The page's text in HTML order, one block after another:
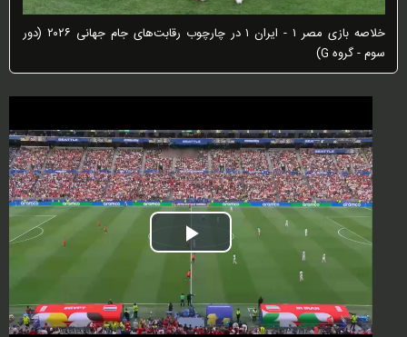
خلاصه بازی مصر ۱ - ایران ۱ در چارچوب رقابت‌های جام جهانی ۲۰۲۶ (دور
سوم - گروه G)
Play
Video